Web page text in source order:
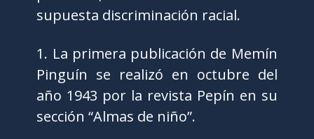
supuesta discriminación racial.
1. La primera publicación de Memín
Pinguín se realizó en octubre del
año 1943 por la revista Pepín en su
sección “Almas de niño”.